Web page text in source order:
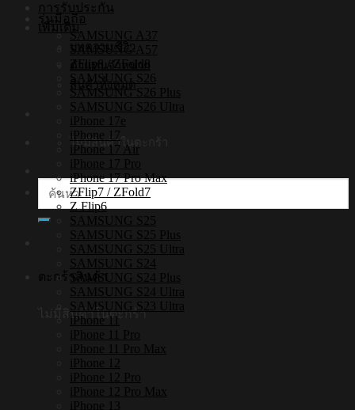
การรับประกัน
เพิ่มเติม
บทความ/รีวิว
ตัวแทนจำหน่าย
สินค้าทั้งหมด
ไม่มีสินค้าในตะกร้า
ค้นหา:
ตะกร้าสินค้า
ไม่มีสินค้าในตะกร้า
รุ่นมือถือ
SAMSUNG A37
SAMSUNG A57
ZFlip8 / ZFold8
SAMSUNG S26
SAMSUNG S26 Plus
SAMSUNG S26 Ultra
iPhone 17e
iPhone 17
iPhone 17 Air
iPhone 17 Pro
iPhone 17 Pro Max
ZFlip7 / ZFold7
Z Flip6
SAMSUNG S25
SAMSUNG S25 Plus
SAMSUNG S25 Ultra
SAMSUNG S24
SAMSUNG S24 Plus
SAMSUNG S24 Ultra
SAMSUNG S23 Ultra
iPhone 11
iPhone 11 Pro
iPhone 11 Pro Max
iPhone 12
iPhone 12 Pro
iPhone 12 Pro Max
iPhone 13